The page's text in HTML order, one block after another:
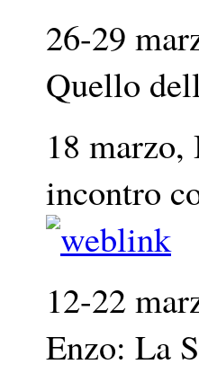
26-29
Quello
18
incontro
12-22
Enzo: La